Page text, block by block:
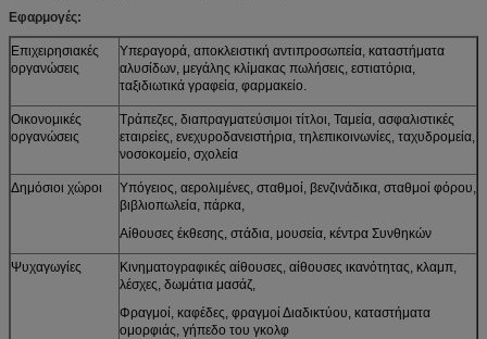
Εφαρμογές:
Επιχειρησιακές
οργανώσεις
Υπεραγορά, αποκλειστική αντιπροσωπεία, καταστήματα
αλυσίδων, μεγάλης κλίμακας πωλήσεις, εστιατόρια,
ταξιδιωτικά γραφεία, φαρμακείο.
Οικονομικές
οργανώσεις
Τράπεζες, διαπραγματεύσιμοι τίτλοι, Ταμεία, ασφαλιστικές
εταιρείες, ενεχυροδανειστήρια, τηλεπικοινωνίες, ταχυδρομεία,
νοσοκομείο, σχολεία
Δημόσιοι χώροι
Υπόγειος, αερολιμένες, σταθμοί, βενζινάδικα, σταθμοί φόρου,
βιβλιοπωλεία, πάρκα,
Αίθουσες έκθεσης, στάδια, μουσεία, κέντρα Συνθηκών
Ψυχαγωγίες
Κινηματογραφικές αίθουσες, αίθουσες ικανότητας, κλαμπ,
λέσχες, δωμάτια μασάζ,
Φραγμοί, καφέδες, φραγμοί Διαδικτύου, καταστήματα
ομορφιάς, γήπεδο του γκολφ